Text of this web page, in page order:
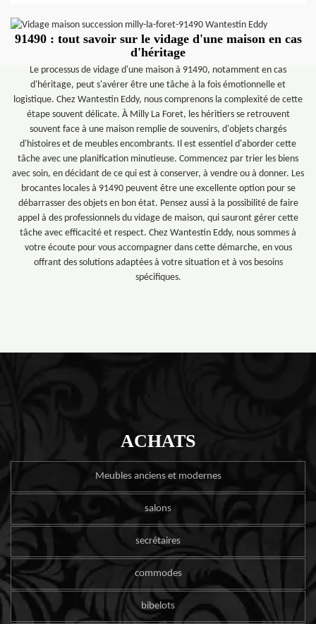
91490 : tout savoir sur le vidage d'une maison en cas
d'héritage
Le processus de vidage d'une maison à 91490, notamment en cas
d'héritage, peut s'avérer être une tâche à la fois émotionnelle et
logistique. Chez Wantestin Eddy, nous comprenons la complexité de cette
étape souvent délicate. À Milly La Foret, les héritiers se retrouvent
souvent face à une maison remplie de souvenirs, d'objets chargés
d'histoires et de meubles encombrants. Il est essentiel d'aborder cette
tâche avec une planification minutieuse. Commencez par trier les biens
avec soin, en décidant de ce qui est à conserver, à vendre ou à donner. Les
brocantes locales à 91490 peuvent être une excellente option pour se
débarrasser des objets en bon état. Pensez aussi à la possibilité de faire
appel à des professionnels du vidage de maison, qui sauront gérer cette
tâche avec efficacité et respect. Chez Wantestin Eddy, nous sommes à
votre écoute pour vous accompagner dans cette démarche, en vous
offrant des solutions adaptées à votre situation et à vos besoins
spécifiques.
ACHATS
Meubles anciens et modernes
salons
secrétaires
commodes
bibelots